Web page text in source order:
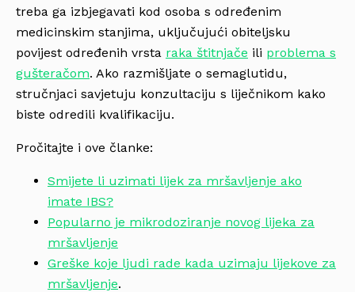
treba ga izbjegavati kod osoba s određenim
medicinskim stanjima, uključujući obiteljsku
povijest određenih vrsta raka štitnjače ili problema s
gušteračom. Ako razmišljate o semaglutidu,
stručnjaci savjetuju konzultaciju s liječnikom kako
biste odredili kvalifikaciju.
Pročitajte i ove članke:
Smijete li uzimati lijek za mršavljenje ako
imate IBS?
Popularno je mikrodoziranje novog lijeka za
mršavljenje
Greške koje ljudi rade kada uzimaju lijekove za
mršavljenje.